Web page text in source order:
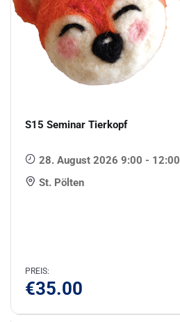
S15 Seminar Tierkopf
28. August 2026 9:00 - 12:00
St. Pölten
PREIS:
€35.00